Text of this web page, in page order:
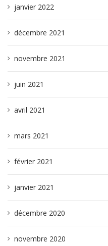
janvier 2022
décembre 2021
novembre 2021
juin 2021
avril 2021
mars 2021
février 2021
janvier 2021
décembre 2020
novembre 2020